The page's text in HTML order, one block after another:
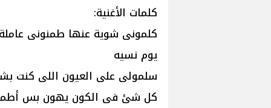
كلمات الأغنية:
كلمونى شوية عنها طمنونى عاملة
يوم نسيه
سلمولى على العيون اللى كنت
كل شئ فى الكون يهون بس